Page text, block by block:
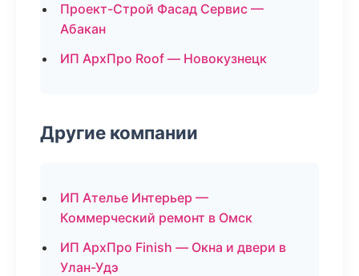
Проект-Строй Фасад Сервис —
Абакан
ИП АрхПро Roof — Новокузнецк
Другие компании
ИП Ателье Интерьер —
Коммерческий ремонт в Омск
ИП АрхПро Finish — Окна и двери в
Улан-Удэ